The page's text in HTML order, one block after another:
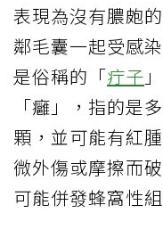
表現為沒有膿皰
鄰毛囊一起受感
是俗稱的「疔子
「癰」，指的是
顆，並可能有紅
微外傷或摩擦而
可能併發蜂窩性